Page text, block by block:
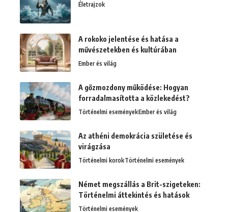
Életrajzok
A rokoko jelentése és hatása a
művészetekben és kultúrában
Ember és világ
A gőzmozdony működése: Hogyan
forradalmasította a közlekedést?
Történelmi eseményekEmber és világ
Az athéni demokrácia születése és
virágzása
Történelmi korokTörténelmi események
Német megszállás a Brit-szigeteken:
Történelmi áttekintés és hatások
Történelmi események